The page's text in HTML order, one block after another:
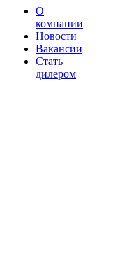
О
компании
Новости
Вакансии
Стать
дилером